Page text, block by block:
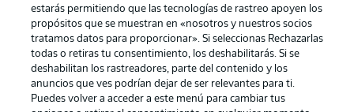
Publicidad Aviso legal
Gestionar las preferencias Declaracion de privacidad
Canales Trabajos
Jugadores Condiciones de uso
estarás permitiendo que las tecnologías de rastreo apoyen los
propósitos que se muestran en «nosotros y nuestros socios
tratamos datos para proporcionar». Si seleccionas Rechazarlas
todas o retiras tu consentimiento, los deshabilitarás. Si se
deshabilitan los rastreadores, parte del contenido y los
anuncios que ves podrían dejar de ser relevantes para ti.
Puedes volver a acceder a este menú para cambiar tus